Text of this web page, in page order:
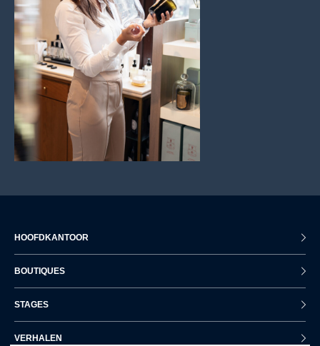
HOOFDKANTOOR
BOUTIQUES
STAGES
VERHALEN